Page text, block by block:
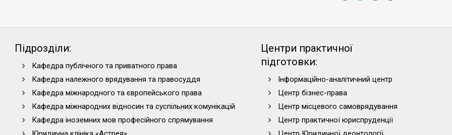
Підрозділи:
Кафедра публічного та приватного права
Кафедра належного врядування та правосуддя
Кафедра міжнародного та європейського права
Кафедра міжнародних відносин та суспільних комунікацій
Кафедра іноземних мов професійного спрямування
Центри практичної
підготовки:
Інформаційно-аналітичний центр
Центр бізнес-права
Центр місцевого самоврядування
Центр практичної юриспруденції